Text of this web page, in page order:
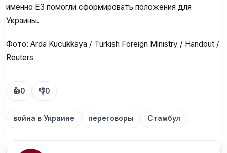
именно Е3 помогли сформировать положения для
Украины.
Фото: Arda Kucukkaya / Turkish Foreign Ministry / Handout /
Reuters
👍0 👎0
война в Украине переговоры Стамбул